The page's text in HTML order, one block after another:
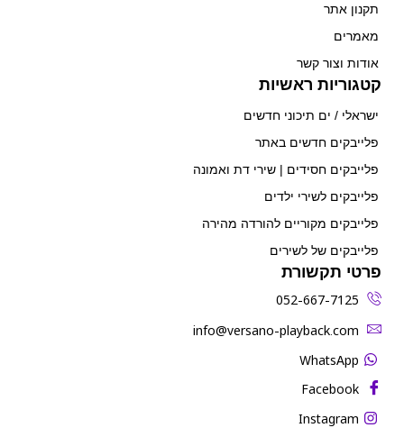
תקנון אתר
מאמרים
אודות וצור קשר
קטגוריות ראשיות
ישראלי / ים תיכוני חדשים
פלייבקים חדשים באתר
פלייבקים חסידים | שירי דת ואמונה
פלייבקים לשירי ילדים
פלייבקים מקוריים להורדה מהירה
פלייבקים של לשירים
פרטי תקשורת
052-667-7125
‫info@versano-playback.com‬
WhatsApp
Facebook
Instagram